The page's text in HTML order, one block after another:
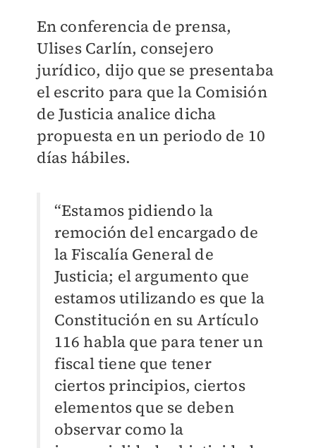
En conferencia de prensa,
Ulises Carlín, consejero
jurídico, dijo que se presentaba
el escrito para que la Comisión
de Justicia analice dicha
propuesta en un periodo de 10
días hábiles.
“Estamos pidiendo la
remoción del encargado de
la Fiscalía General de
Justicia; el argumento que
estamos utilizando es que la
Constitución en su Artículo
116 habla que para tener un
fiscal tiene que tener
ciertos principios, ciertos
elementos que se deben
observar como la